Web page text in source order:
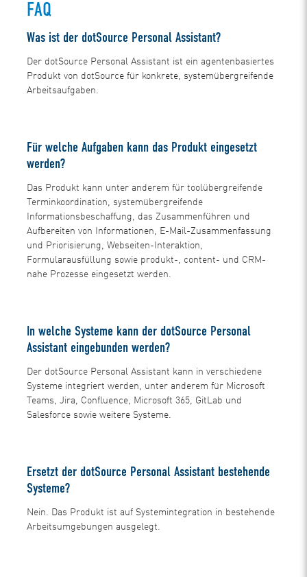
FAQ
Was ist der dotSource Personal Assistant?
Der dotSource Personal Assistant ist ein agentenbasiertes
Produkt von dotSource für konkrete, systemübergreifende
Arbeitsaufgaben.
Für welche Aufgaben kann das Produkt eingesetzt
werden?
Das Produkt kann unter anderem für toolübergreifende
Terminkoordination, systemübergreifende
Informationsbeschaffung, das Zusammenführen und
Aufbereiten von Informationen, E-Mail-Zusammenfassung
und Priorisierung, Webseiten-Interaktion,
Formularausfüllung sowie produkt-, content- und CRM-
nahe Prozesse eingesetzt werden.
In welche Systeme kann der dotSource Personal
Assistant eingebunden werden?
Der dotSource Personal Assistant kann in verschiedene
Systeme integriert werden, unter anderem für Microsoft
Teams, Jira, Confluence, Microsoft 365, GitLab und
Salesforce sowie weitere Systeme.
Ersetzt der dotSource Personal Assistant bestehende
Systeme?
Nein. Das Produkt ist auf Systemintegration in bestehende
Arbeitsumgebungen ausgelegt.